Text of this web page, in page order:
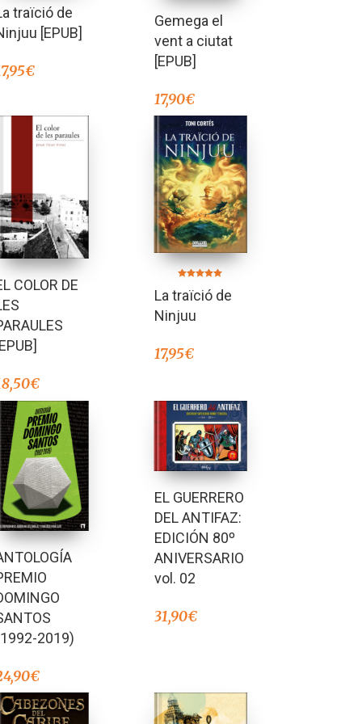
traïció de
[EPUB]
€
Gemega el
vent a ciutat
[EPUB]
17,90€
COLOR DE
€
5.00
de 5
La traïció de
Ninjuu
17,95€
2019)
€
EL GUERRERO
DEL ANTIFAZ:
EDICIÓN 80º
ANIVERSARIO
vol. 02
31,90€